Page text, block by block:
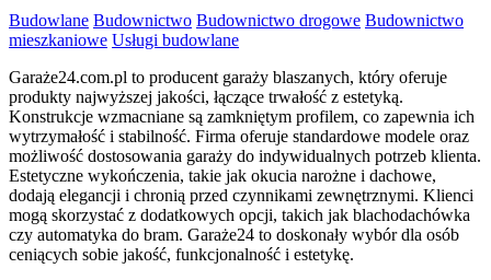
Budowlane Budownictwo Budownictwo drogowe Budownictwo
mieszkaniowe Usługi budowlane
Garaże24.com.pl to producent garaży blaszanych, który oferuje
produkty najwyższej jakości, łączące trwałość z estetyką.
Konstrukcje wzmacniane są zamkniętym profilem, co zapewnia ich
wytrzymałość i stabilność. Firma oferuje standardowe modele oraz
możliwość dostosowania garaży do indywidualnych potrzeb klienta.
Estetyczne wykończenia, takie jak okucia narożne i dachowe,
dodają elegancji i chronią przed czynnikami zewnętrznymi. Klienci
mogą skorzystać z dodatkowych opcji, takich jak blachodachówka
czy automatyka do bram. Garaże24 to doskonały wybór dla osób
ceniących sobie jakość, funkcjonalność i estetykę.